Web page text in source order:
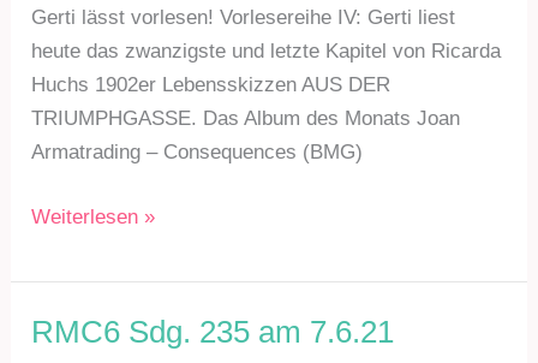
Gerti lässt vorlesen! Vorlesereihe IV: Gerti liest
heute das zwanzigste und letzte Kapitel von Ricarda
Huchs 1902er Lebensskizzen AUS DER
TRIUMPHGASSE. Das Album des Monats Joan
Armatrading – Consequences (BMG)
RMC6
237
am
5.7.21
Weiterlesen »
RMC6 Sdg. 235 am 7.6.21